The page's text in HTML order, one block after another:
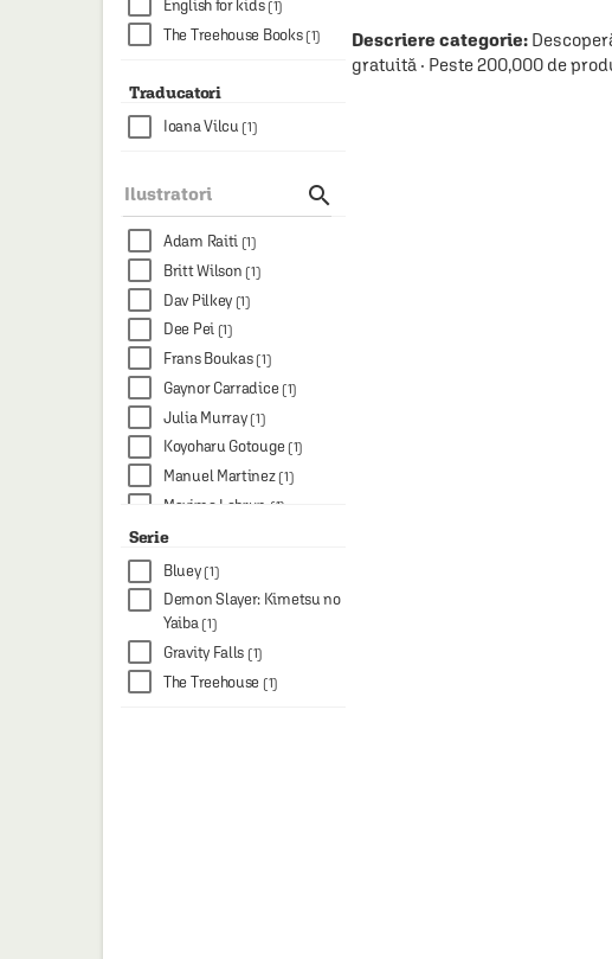
English for kids (1)
The Treehouse Books (1)
Traducatori
Ioana Vilcu (1)
Ilustratori 
Adam Raiti (1)
Britt Wilson (1)
Dav Pilkey (1)
Dee Pei (1)
Frans Boukas (1)
Gaynor Carradice (1)
Julia Murray (1)
Koyoharu Gotouge (1)
Manuel Martinez (1)
Maxime Lebrun (1)
Robin F. Williams
Suzanne Washington
Serie
Bluey (1)
Demon Slayer: Kimetsu no
Yaiba (1)
Gravity Falls (1)
The Treehouse (1)
Descriere categorie:
gratuită · Peste 200,000 de